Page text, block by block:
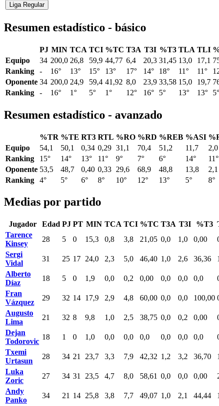
Liga Regular
Resumen estadístico - básico
PJ MIN TCA TCI %TC T3A T3I %T3 TLA TLI
Equipo
34 200,0 26,8 59,9 44,77 6,4 20,3 31,45 13,0 17,1
Ranking
- 16° 13° 15° 13° 17° 14° 18° 11° 11°
Oponente 34 200,0 24,9 59,4 41,92 8,0 23,9 33,58 15,0 19,7
Ranking
- 16° 1° 5° 1° 12° 16° 5° 13° 13° 5°
Resumen estadístico - avanzado
%TR %TE RT3 RTL %RO %RD %REB %ASI
Equipo
54,1 50,1 0,34 0,29 31,1 70,4 51,2 11,7
2,0
Ranking
15° 14° 13° 11° 9° 7° 6° 14°
11°
Oponente 53,5 48,7 0,40 0,33 29,6 68,9 48,8 13,8
2,1
Ranking
4° 5° 6° 8° 10° 12° 13° 5° 8°
Medias por partido
Jugador Edad PJ PT MIN TCA TCI %TC T3A T3I %T3
Tarence
Kinsey
28 5 0 15,3 0,8 3,8 21,05 0,0 1,0 0,00
Sergi
Vidal
31 25 17 24,0 2,3 5,0 46,40 1,0 2,6 36,36
Alberto
Díaz
18 5 0 1,9 0,0 0,2 0,00 0,0 0,0 0,0
Fran
Vázquez
29 32 14 17,9 2,9 4,8 60,00 0,0 0,0 100,00
Augusto
Lima
21 32 8 9,8 1,0 2,5 38,75 0,0 0,2 0,00
Dejan
Todorovic
18 1 0 1,0 0,0 0,0 0,0 0,0 0,0 0,0
Txemi
Urtasun
28 34 21 23,7 3,3 7,9 42,32 1,2 3,2 36,70
Luka
Zoric
27 34 31 23,5 4,7 8,0 58,61 0,0 0,0 0,00
Andy
Panko
34 21 14 25,8 3,8 7,7 49,07 1,0 2,1 44,44